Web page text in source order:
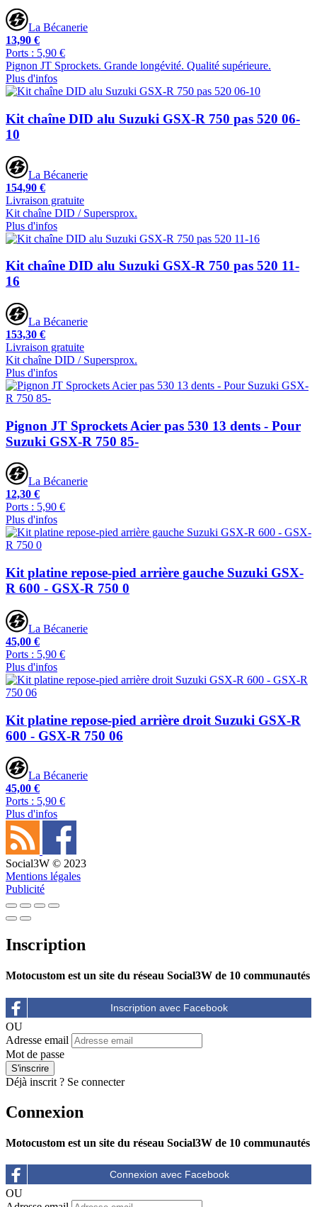
La Bécanerie
13,90 €
Ports : 5,90 €
Pignon JT Sprockets. Grande longévité. Qualité supérieure.
Plus d'infos
Kit chaîne DID alu Suzuki GSX-R 750 pas 520 06-
10
La Bécanerie
154,90 €
Livraison gratuite
Kit chaîne DID / Supersprox.
Plus d'infos
Kit chaîne DID alu Suzuki GSX-R 750 pas 520 11-
16
La Bécanerie
153,30 €
Livraison gratuite
Kit chaîne DID / Supersprox.
Plus d'infos
Pignon JT Sprockets Acier pas 530 13 dents - Pour
Suzuki GSX-R 750 85-
La Bécanerie
12,30 €
Ports : 5,90 €
Plus d'infos
Kit platine repose-pied arrière gauche Suzuki GSX-
R 600 - GSX-R 750 0
La Bécanerie
45,00 €
Ports : 5,90 €
Plus d'infos
Kit platine repose-pied arrière droit Suzuki GSX-R
600 - GSX-R 750 06
La Bécanerie
45,00 €
Ports : 5,90 €
Plus d'infos
Social3W © 2023
Mentions légales
Publicité
Inscription
Motocustom est un site du réseau Social3W de 10 communautés
OU
Adresse email
Mot de passe
Déjà inscrit ? Se connecter
Connexion
Motocustom est un site du réseau Social3W de 10 communautés
OU